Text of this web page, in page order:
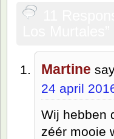
Martine
24 april
Wij hebben
zéér mooie